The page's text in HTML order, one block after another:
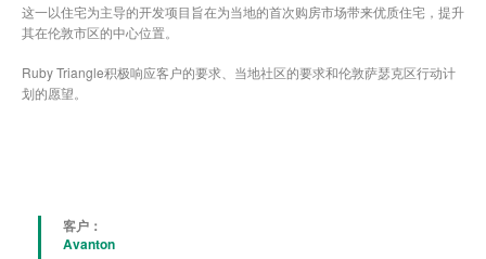
这一以住宅为主导的开发项目旨在为当地的首次购房市场带来优质住宅，提升
其在伦敦市区的中心位置。
Ruby Triangle积极响应客户的要求、当地社区的要求和伦敦萨瑟克区行动计
划的愿望。
客户：
Avanton